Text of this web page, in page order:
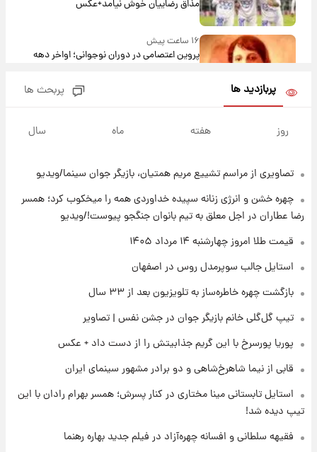
مذاق رضاییان خوش نیامد+عکس
۱۶ ساعت پیش
پروین اعتصامی در دوران نوجوانی؛ اواخر دهه
هسته‌ای در آسمان ظاهر شد
۱۶ ساعت پیش
کرد
۱۸ ساعت پیش
۱۴۰۵/ نرخ‌ها ثابت ماند؟ +جدول
علی مطهری: اجرای کامل تفاهم‌نامه اسلام‌آباد،
۱۸ ساعت پیش
واکنش تند تاکر کارلسون به حمله آمریکا به
مدرسه میناب؛ «باید سیلی محکمی به صورت
۱۹ ساعت پیش
پربازدید ها پربحث ها
روز هفته ماه سال
تصاویری از مراسم تشییع مریم همتیان، بازیگر جوان سینما/ویدیو
چهره خشن و انرژی زنانه سپیده خداوردی همه را میخکوب کرد؛ همسر
رضا عطاران در اجل معلق به تیم بانوان جنگجو پیوست!/ویدیو
قیمت طلا امروز چهارشنبه ۱۴ مرداد ۱۴۰۵
استایل جالب سوپرمدل روس در اصفهان
بازگشت چهره خاطره‌ساز به تلویزیون بعد از ۳۳ سال
تیپ گل‌گلی خانم بازیگر جوان در جشن نفس | تصاویر
پوریا پورسرخ با این گریم جذابیتش را از دست داد + عکس
قابی از نیما شاهرخ‌شاهی و دو برادر مشهور سینمای ایران
استایل تابستانی مینا مختاری در کنار پسرش؛ همسر بهرام رادان با این
تیپ دیده شد!
فقیهه سلطانی و افسانه چهره‌آزاد در فیلم جدید بهاره رهنما